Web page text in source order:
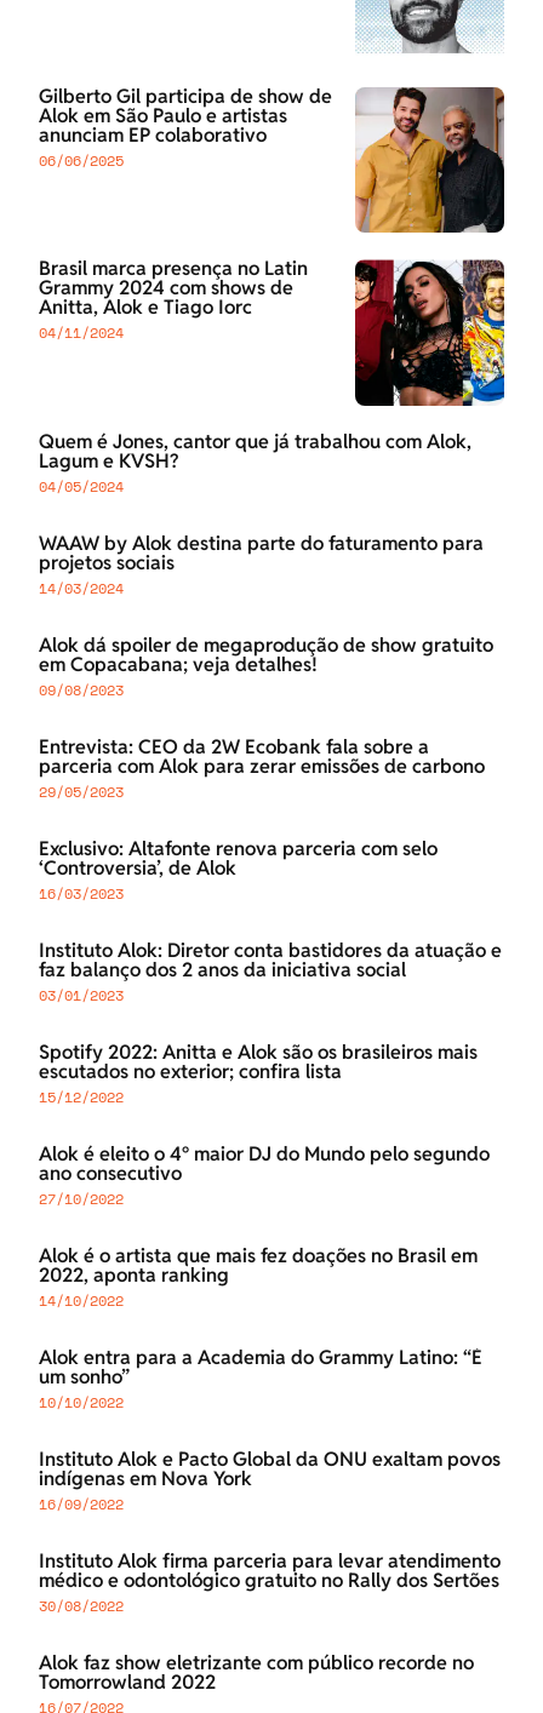
Gilberto Gil participa de show de
Alok em São Paulo e artistas
anunciam EP colaborativo
06/06/2025
Brasil marca presença no Latin
Grammy 2024 com shows de
Anitta, Alok e Tiago Iorc
04/11/2024
Quem é Jones, cantor que já trabalhou com Alok,
Lagum e KVSH?
04/05/2024
WAAW by Alok destina parte do faturamento para
projetos sociais
14/03/2024
Alok dá spoiler de megaprodução de show gratuito
em Copacabana; veja detalhes!
09/08/2023
Entrevista: CEO da 2W Ecobank fala sobre a
parceria com Alok para zerar emissões de carbono
29/05/2023
Exclusivo: Altafonte renova parceria com selo
‘Controversia’, de Alok
16/03/2023
Instituto Alok: Diretor conta bastidores da atuação e
faz balanço dos 2 anos da iniciativa social
03/01/2023
Spotify 2022: Anitta e Alok são os brasileiros mais
escutados no exterior; confira lista
15/12/2022
Alok é eleito o 4° maior DJ do Mundo pelo segundo
ano consecutivo
27/10/2022
Alok é o artista que mais fez doações no Brasil em
2022, aponta ranking
14/10/2022
Alok entra para a Academia do Grammy Latino: “É
um sonho”
10/10/2022
Instituto Alok e Pacto Global da ONU exaltam povos
indígenas em Nova York
16/09/2022
Instituto Alok firma parceria para levar atendimento
médico e odontológico gratuito no Rally dos Sertões
30/08/2022
Alok faz show eletrizante com público recorde no
Tomorrowland 2022
16/07/2022